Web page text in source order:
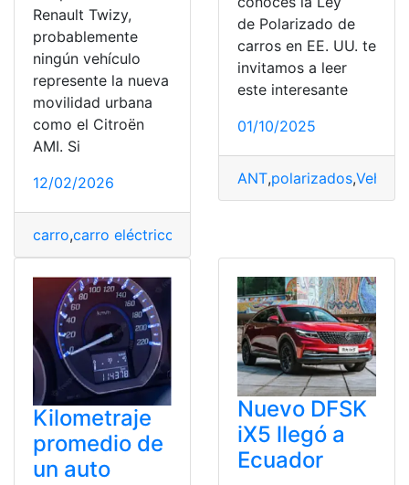
Renault Twizy,
probablemente
ningún vehículo
represente la nueva
movilidad urbana
como el Citroën
AMI. Si
12/02/2026
carro,carro eléctrico
de Polarizado de
carros en EE. UU. te
invitamos a leer
este interesante
01/10/2025
ANT,polarizados,
Kilometraje
promedio de
un auto
Nuevo DFSK
iX5 llegó a
Ecuador